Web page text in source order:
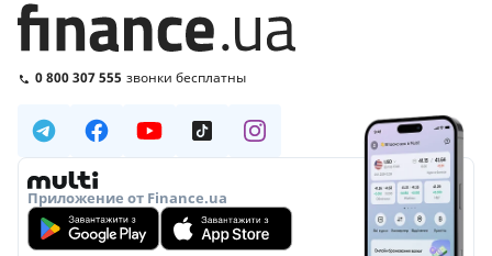
0 800 307 555 звонки бесплатны
Приложение от Finance.ua